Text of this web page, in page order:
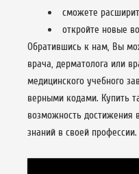
сможете
откройте новые
Обратившись к нам, Вы
врача, дерматолога или
медицинского учебного
верными кодами. Купить
возможность достижения
знаний в своей профессии.